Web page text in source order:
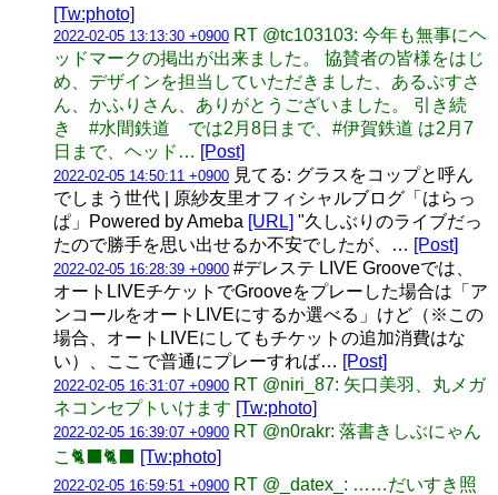
[Tw:photo]
2022-02-05 13:13:30 +0900 RT @tc103103: 今年も無事にヘ
ッドマークの掲出が出来ました。 協賛者の皆様をはじ
め、デザインを担当していただきました、あるぷすさ
ん、かふりさん、ありがとうございました。 引き続
き #水間鉄道 では2月8日まで、#伊賀鉄道 は2月7
日まで、ヘッド… [Post]
2022-02-05 14:50:11 +0900 見てる: グラスをコップと呼ん
でしまう世代 | 原紗友里オフィシャルブログ「はらっ
ぱ」Powered by Ameba [URL] "久しぶりのライブだっ
たので勝手を思い出せるか不安でしたが、… [Post]
2022-02-05 16:28:39 +0900 #デレステ LIVE Grooveでは、
オートLIVEチケットでGrooveをプレーした場合は「ア
ンコールをオートLIVEにするか選べる」けど（※この
場合、オートLIVEにしてもチケットの追加消費はな
い）、ここで普通にプレーすれば… [Post]
2022-02-05 16:31:07 +0900 RT @niri_87: 矢口美羽、丸メガ
ネコンセプトいけます [Tw:photo]
2022-02-05 16:39:07 +0900 RT @n0rakr: 落書きしぶにゃん
こ🐈‍⬛🐈‍⬛
[Tw:photo]
2022-02-05 16:59:51 +0900 RT @_datex_: ……だいすき照